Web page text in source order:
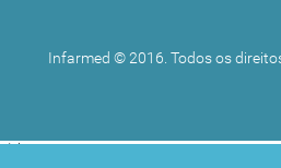
Infarmed © 2016. Todos os